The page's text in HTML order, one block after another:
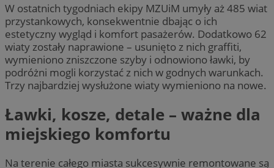
W ostatnich tygodniach ekipy MZUiM umyły aż 485 wiat
przystankowych, konsekwentnie dbając o ich
estetyczny wygląd i komfort pasażerów. Dodatkowo 62
wiaty zostały naprawione – usunięto z nich graffiti,
wymieniono zniszczone szyby i odnowiono ławki, by
podróżni mogli korzystać z nich w godnych warunkach.
Trzy najbardziej wysłużone wiaty wymieniono na nowe.
Ławki, kosze, detale – ważne dla
miejskiego komfortu
Na terenie całego miasta sukcesywnie remontowane są